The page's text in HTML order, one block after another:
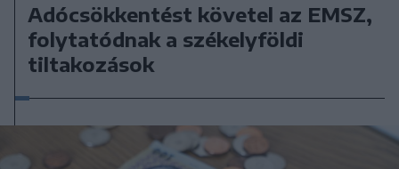
Adócsökkentést követel az EMSZ,
folytatódnak a székelyföldi
tiltakozások